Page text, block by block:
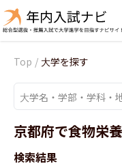
Top / 大学を探す
京都府で食物栄
検索結果